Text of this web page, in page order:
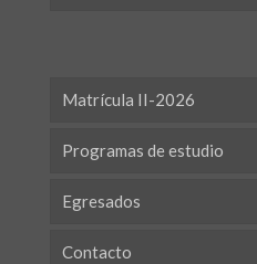
Matrícula II-2026
Programas de estudio
Egresados
Contacto